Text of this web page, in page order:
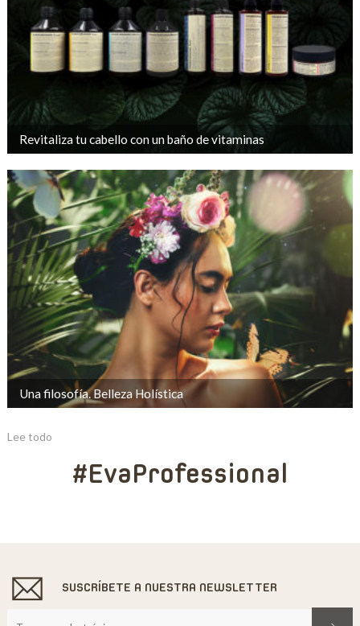
Revitaliza tu cabello con un baño de vitaminas
Una filosofía. Belleza Holística
Lee todo
#EvaProfessional
SUSCRÍBETE A NUESTRA NEWSLETTER